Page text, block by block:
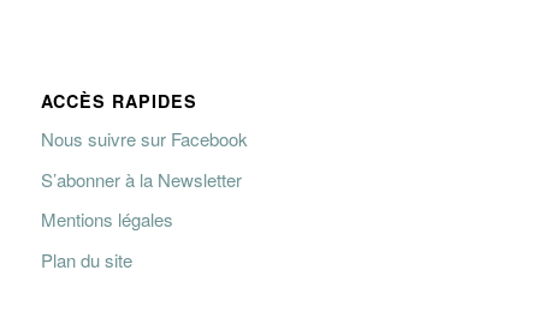
ACCÈS RAPIDES
Nous suivre sur Facebook
S’abonner à la Newsletter
Mentions légales
Plan du site